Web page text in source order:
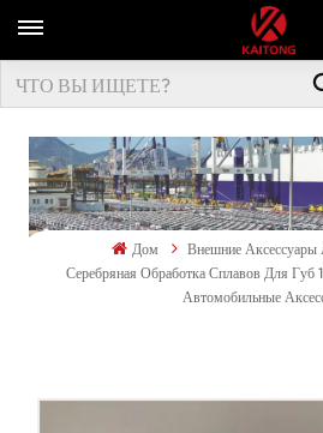
Дом
Внешние Аксессуары
Серебряная Обработка Сплавов Для
Автомобильные